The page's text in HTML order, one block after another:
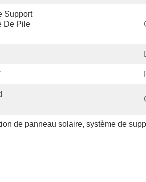
Support
De Pile
de panneau solaire, système de